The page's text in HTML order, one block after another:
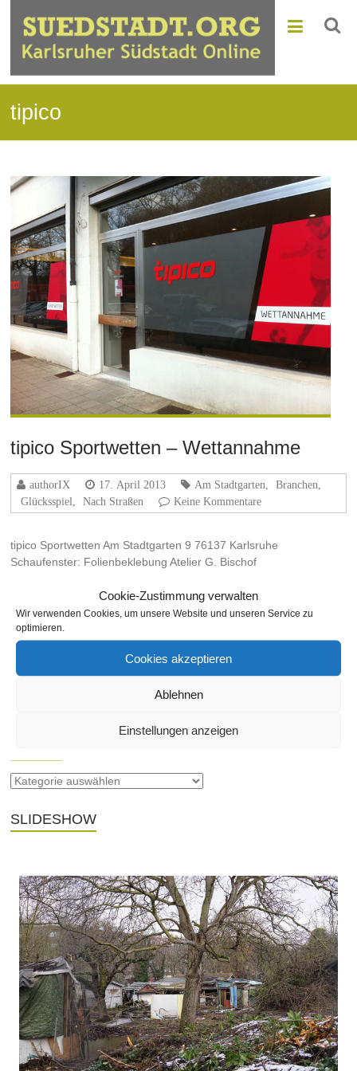
Cookie-Zustimmung verwalten
Wir verwenden Cookies, um unsere Website und unseren Service zu
optimieren.
Cookies akzeptieren
Ablehnen
Einstellungen anzeigen
tipico
tipico Sportwetten – Wettannahme
authorIX 17. April 2013 Am Stadtgarten Branchen
Glücksspiel
Nach Straßen Keine Kommentare
tipico Sportwetten Am Stadtgarten 9 76137 Karlsruhe
Schaufenster: Folienbeklebung Atelier G. Bischof
THEMA
SLIDESHOW